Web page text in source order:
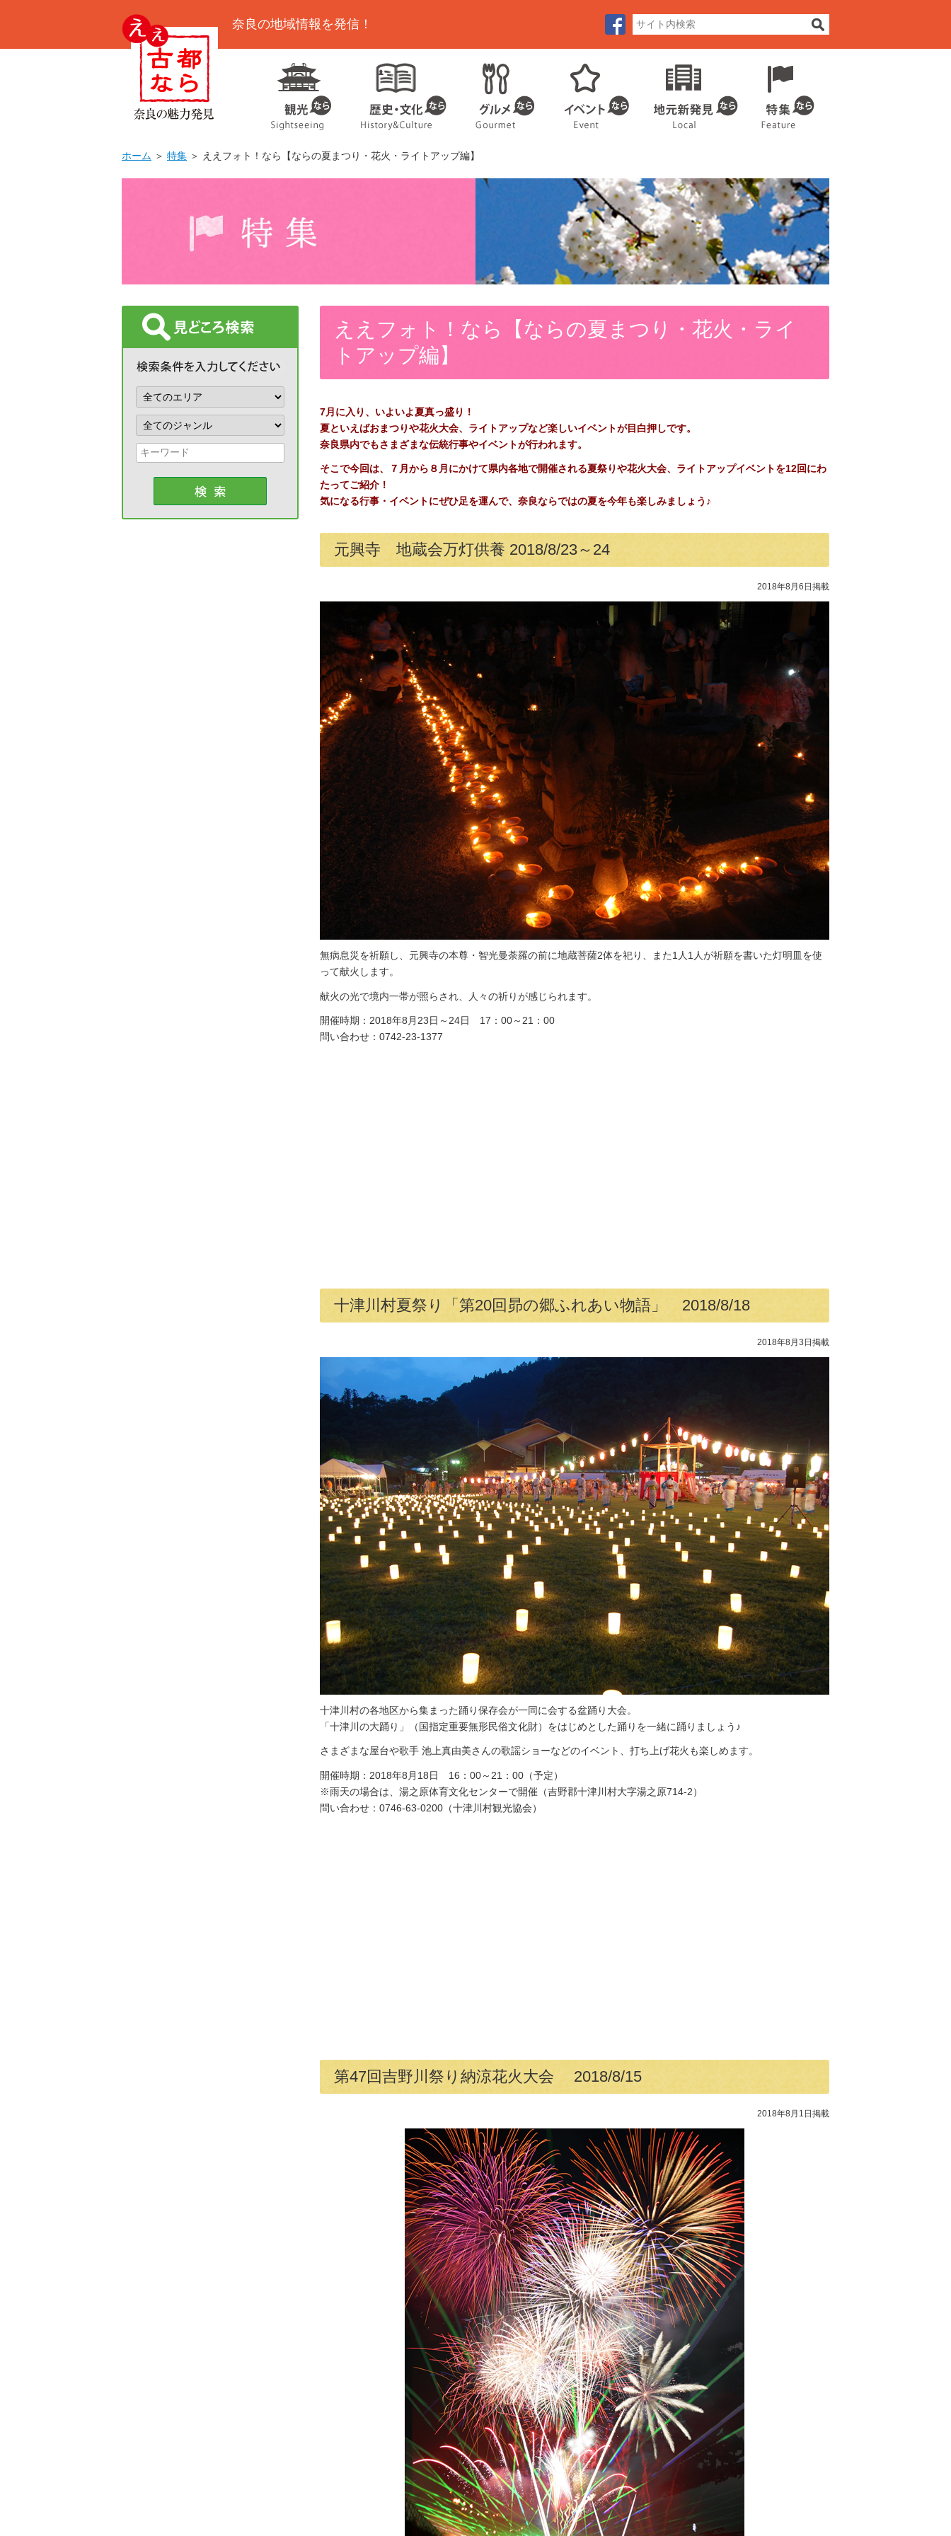
奈良の地域情報を発信！
ホーム ＞ 特集 ＞ ええフォト！なら【ならの夏まつり・花火・ライトアップ編】
ええフォト！なら【ならの夏まつり・花火・ライ
トアップ編】
7月に入り、いよいよ夏真っ盛り！
夏といえばおまつりや花火大会、ライトアップなど楽しいイベントが目白押しです。
奈良県内でもさまざまな伝統行事やイベントが行われます。
そこで今回は、７月から８月にかけて県内各地で開催される夏祭りや花火大会、ライトアップイベントを12回にわ
たってご紹介！
気になる行事・イベントにぜひ足を運んで、奈良ならではの夏を今年も楽しみましょう♪
元興寺 地蔵会万灯供養 2018/8/23～24
2018年8月6日掲載
無病息災を祈願し、元興寺の本尊・智光曼荼羅の前に地蔵菩薩2体を祀り、また1人1人が祈願を書いた灯明皿を使
って献火します。
献火の光で境内一帯が照らされ、人々の祈りが感じられます。
開催時期：2018年8月23日～24日 17：00～21：00
問い合わせ：0742-23-1377
十津川村夏祭り「第20回昴の郷ふれあい物語」 2018/8/18
2018年8月3日掲載
十津川村の各地区から集まった踊り保存会が一同に会する盆踊り大会。
「十津川の大踊り」（国指定重要無形民俗文化財）をはじめとした踊りを一緒に踊りましょう♪
さまざまな屋台や歌手 池上真由美さんの歌謡ショーなどのイベント、打ち上げ花火も楽しめます。
開催時期：2018年8月18日 16：00～21：00（予定）
※雨天の場合は、湯之原体育文化センターで開催（吉野郡十津川村大字湯之原714-2）
問い合わせ：0746-63-0200（十津川村観光協会）
第47回吉野川祭り納涼花火大会 2018/8/15
2018年8月1日掲載